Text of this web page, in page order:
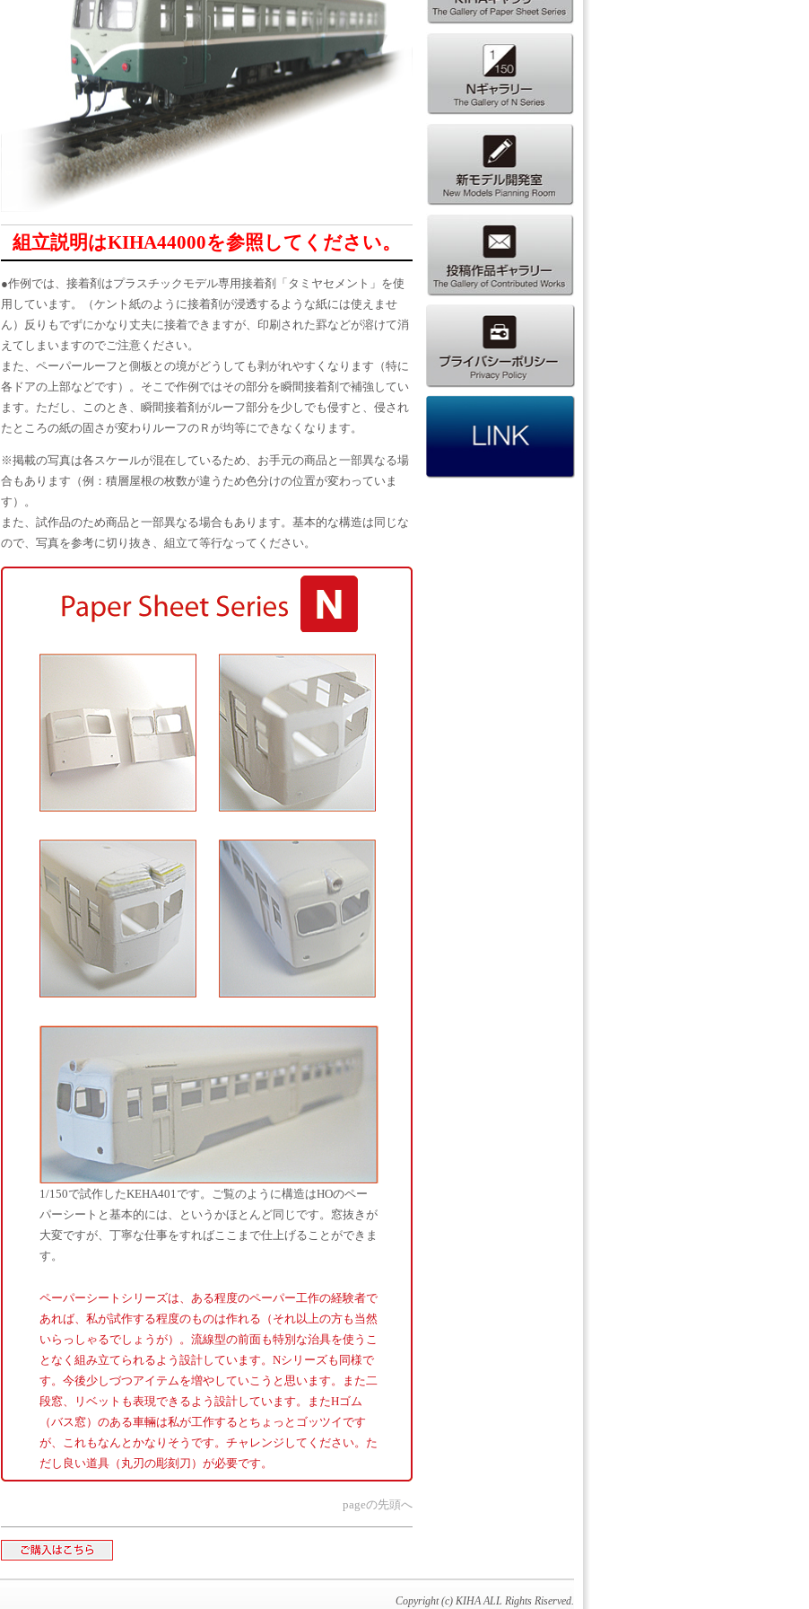
組立説明はKIHA44000を参照してください。
●作例では、接着剤はプラスチックモデル専用接着剤「タミヤセメント」を使
用しています。（ケント紙のように接着剤が浸透するような紙には使えませ
ん）反りもでずにかなり丈夫に接着できますが、印刷された罫などが溶けて消
えてしまいますのでご注意ください。
また、ペーパールーフと側板との境がどうしても剥がれやすくなります（特に
各ドアの上部などです）。そこで作例ではその部分を瞬間接着剤で補強してい
ます。ただし、このとき、瞬間接着剤がルーフ部分を少しでも侵すと、侵され
たところの紙の固さが変わりルーフのＲが均等にできなくなります。
※掲載の写真は各スケールが混在しているため、お手元の商品と一部異なる場
合もあります（例：積層屋根の枚数が違うため色分けの位置が変わっていま
す）。
また、試作品のため商品と一部異なる場合もあります。基本的な構造は同じな
ので、写真を参考に切り抜き、組立て等行なってください。
1/150で試作したKEHA401です。ご覧のように構造はHOのペー
パーシートと基本的には、というかほとんど同じです。窓抜きが
大変ですが、丁寧な仕事をすればここまで仕上げることができま
す。
ペーパーシートシリーズは、ある程度のペーパー工作の経験者で
あれば、私が試作する程度のものは作れる（それ以上の方も当然
いらっしゃるでしょうが）。流線型の前面も特別な治具を使うこ
となく組み立てられるよう設計しています。Nシリーズも同様で
す。今後少しづつアイテムを増やしていこうと思います。また二
段窓、リベットも表現できるよう設計しています。またHゴム
（バス窓）のある車輛は私が工作するとちょっとゴッツイです
が、これもなんとかなりそうです。チャレンジしてください。た
だし良い道具（丸刃の彫刻刀）が必要です。
pageの先頭へ
Copyright (c) KIHA ALL Rights Riserved.